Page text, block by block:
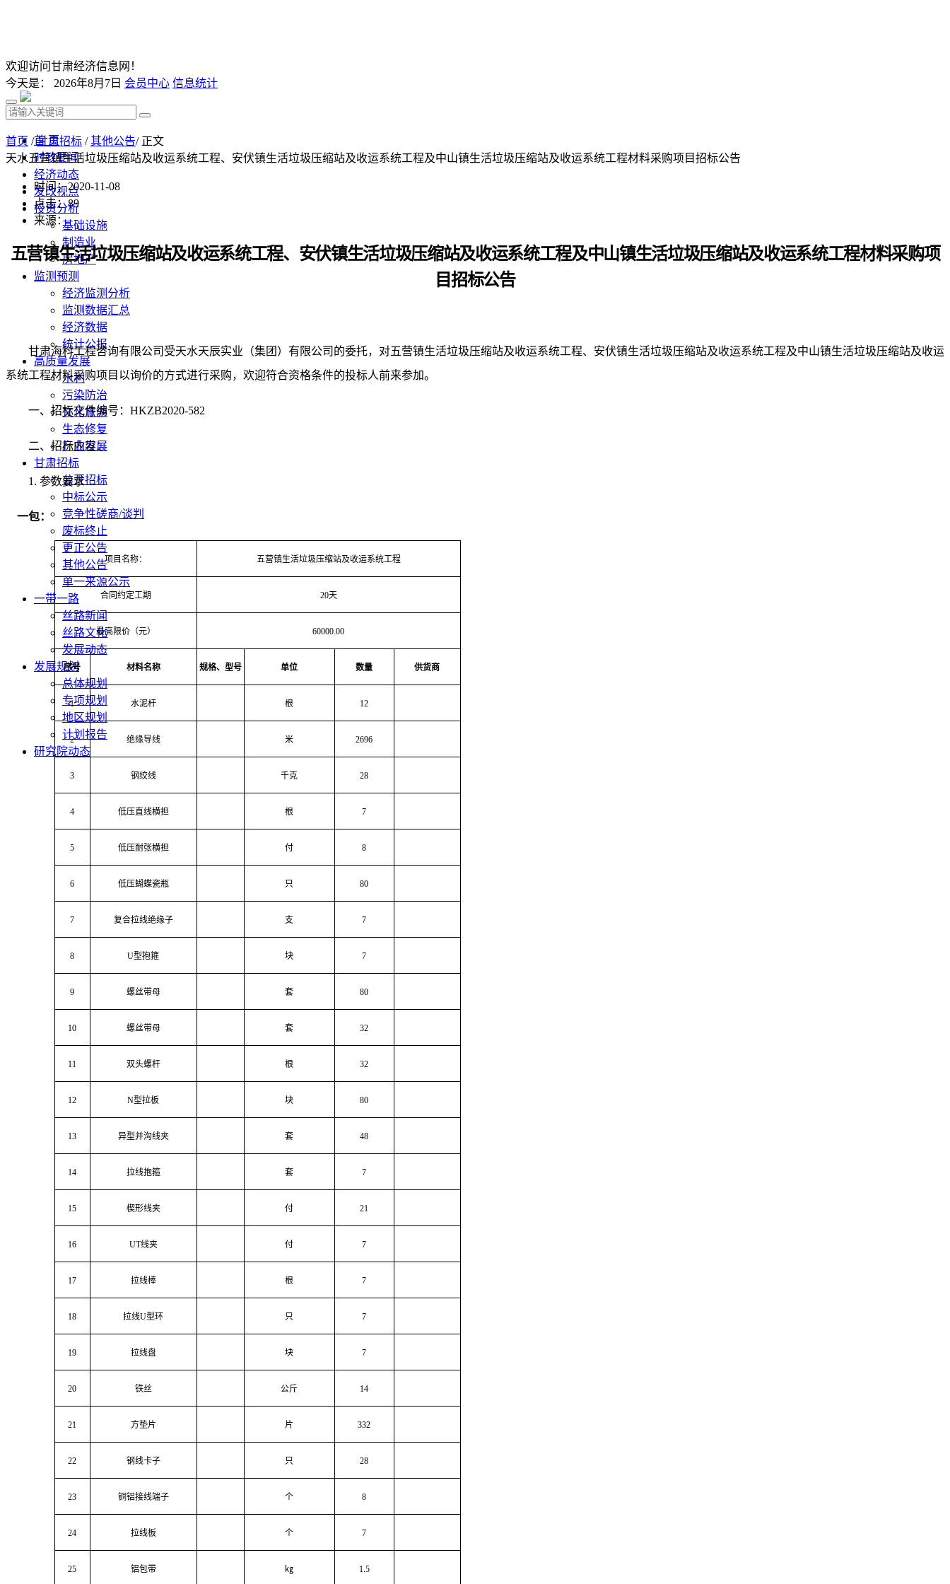
欢迎访问甘肃经济信息网！
今天是： 2026年8月7日 会员中心 信息统计
首 页
时政要闻
经济动态
发改视点
投资分析
基础设施
制造业
房地产
监测预测
经济监测分析
监测数据汇总
经济数据
统计公报
高质量发展
水利
污染防治
文化旅游
生态修复
产业发展
甘肃招标
公开招标
中标公示
竞争性磋商/谈判
废标终止
更正公告
其他公告
单一来源公示
一带一路
丝路新闻
丝路文化
发展动态
发展规划
总体规划
专项规划
地区规划
计划报告
研究院动态
首页 /甘肃招标 /其他公告/ 正文
天水五营镇生活垃圾压缩站及收运系统工程、安伏镇生活垃圾压缩站及收运系统工程及中山镇生活垃圾压缩站及收运系统工程材料采购项目招标公告
时间：2020-11-08
点击：89
来源：
五营镇生活垃圾压缩站及收运系统工程、安伏镇生活垃圾压缩站及收运系统工程及中山镇生活垃圾压缩站及收运系统工程材料采购项
目招标公告
甘肃海科工程咨询有限公司 受天水天辰实业（集团）有限公司的委托，对五营镇生活垃圾压缩站及收运系统工程、安伏镇生活垃圾压缩站及收运系统工程及中山镇生活垃圾压缩站及收运
系统工程材料采购项目 以询价的方式进行采购，欢迎符合资格条件的投标人前来参加。
一、招标文件编号 ： HKZB2020-582
二、招标内容：
1. 参数要求
一包：
项目名称： 五营镇生活垃圾压缩站及收运系统工程
合同约定工期 20天
最高限价（元） 60000.00
序号 材料名称 规格、型号 单位 数量 供货商
1 水泥杆 根 12
2 绝缘导线 米 2696
3 钢绞线 千克 28
4 低压直线横担 根 7
5 低压耐张横担 付 8
6 低压蝴蝶瓷瓶 只 80
7 复合拉线绝缘子 支 7
8 U型抱箍 块 7
9 螺丝带母 套 80
10 螺丝带母 套 32
11 双头螺杆 根 32
12 N型拉板 块 80
13 异型并沟线夹 套 48
14 拉线抱箍 套 7
15 楔形线夹 付 21
16 UT线夹 付 7
17 拉线棒 根 7
18 拉线U型环 只 7
19 拉线盘 块 7
20 铁丝 公斤 14
21 方垫片 片 332
22 钢线卡子 只 28
23 铜铝接线端子 个 8
24 拉线板 个 7
25 铝包带 ㎏ 1.5